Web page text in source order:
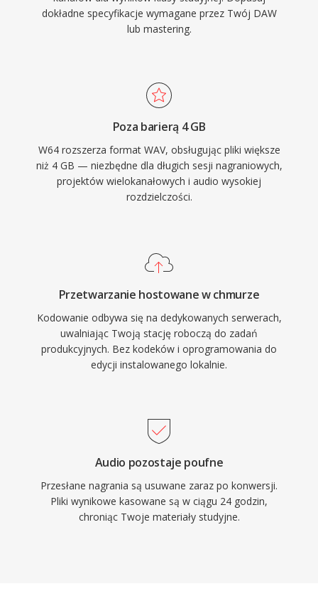
dokładne specyfikacje wymagane przez Twój DAW
lub mastering.
Poza barierą 4 GB
W64 rozszerza format WAV, obsługując pliki większe
niż 4 GB — niezbędne dla długich sesji nagraniowych,
projektów wielokanałowych i audio wysokiej
rozdzielczości.
Przetwarzanie hostowane w chmurze
Kodowanie odbywa się na dedykowanych serwerach,
uwalniając Twoją stację roboczą do zadań
produkcyjnych. Bez kodeków i oprogramowania do
edycji instalowanego lokalnie.
Audio pozostaje poufne
Przesłane nagrania są usuwane zaraz po konwersji.
Pliki wynikowe kasowane są w ciągu 24 godzin,
chroniąc Twoje materiały studyjne.